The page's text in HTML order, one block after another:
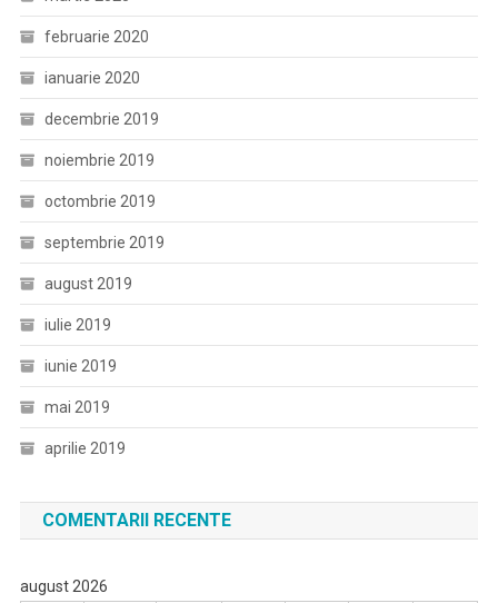
februarie 2020
ianuarie 2020
decembrie 2019
noiembrie 2019
octombrie 2019
septembrie 2019
august 2019
iulie 2019
iunie 2019
mai 2019
aprilie 2019
COMENTARII RECENTE
august 2026